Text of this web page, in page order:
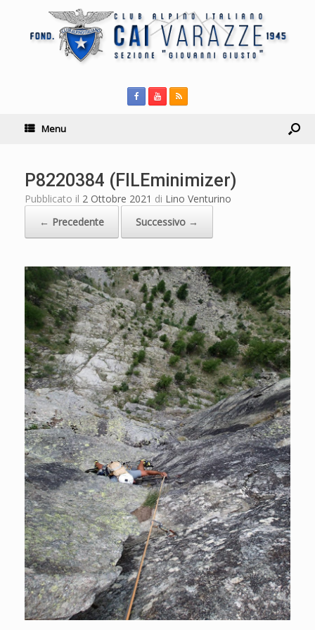
Menu
P8220384 (FILEminimizer)
Pubblicato il 2 Ottobre 2021 di Lino Venturino
← Precedente
Successivo →